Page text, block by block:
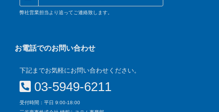
弊社営業担当より追ってご連絡致します。
お電話でのお問い合わせ
下記までお気軽にお問い合わせください。
03-5949-6211
受付時間：平日 9:00-18:00